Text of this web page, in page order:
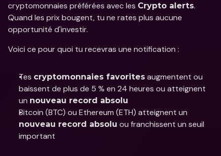
cryptomonnaies préférées avec les Crypto alerts.
Quand les prix bougent, tu ne rates plus aucune
opportunité d'investir.
Voici ce pour quoi tu recevras une notification :
Tes cryptomonnaies favorites augmentent ou
baissent de plus de 5 % en 24 heures ou atteignent
un nouveau record absolu
nouveau record absolu ou franchissent un seuil
important